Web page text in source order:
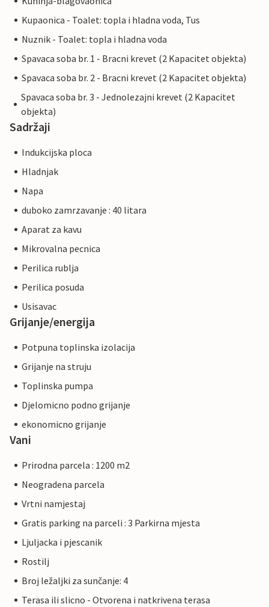
Kupaonica - Toalet: topla i hladna voda, Tus
Nuznik - Toalet: topla i hladna voda
Spavaca soba br. 1 - Bracni krevet (2 Kapacitet objekta)
Spavaca soba br. 2 - Bracni krevet (2 Kapacitet objekta)
Spavaca soba br. 3 - Jednolezajni krevet (2 Kapacitet
objekta)
Sadržaji
Indukcijska ploca
Hladnjak
Napa
duboko zamrzavanje : 40 litara
Aparat za kavu
Mikrovalna pecnica
Perilica rublja
Perilica posuda
Usisavac
Grijanje/energija
Potpuna toplinska izolacija
Grijanje na struju
Toplinska pumpa
Djelomicno podno grijanje
ekonomicno grijanje
Vani
Prirodna parcela : 1200 m2
Neogradena parcela
Vrtni namjestaj
Gratis parking na parceli : 3 Parkirna mjesta
Ljuljacka i pjescanik
Rostilj
Broj ležaljki za sunčanje: 4
Terasa ili slicno - Otvorena i natkrivena terasa